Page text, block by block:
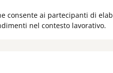
consente ai partecipanti di
nel contesto lavorativo.